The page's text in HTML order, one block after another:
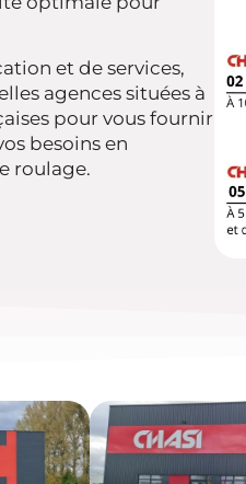
et de services,
agences situées à
pour vous fournir
besoins en
roulage.